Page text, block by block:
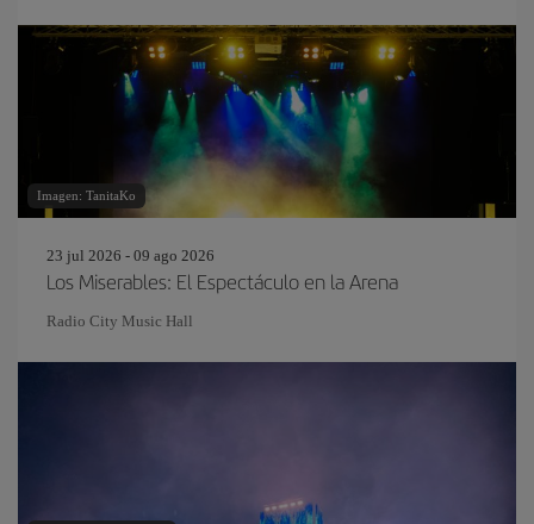
Imagen: TanitaKo
23 jul 2026 - 09 ago 2026
Los Miserables: El Espectáculo en la Arena
Radio City Music Hall